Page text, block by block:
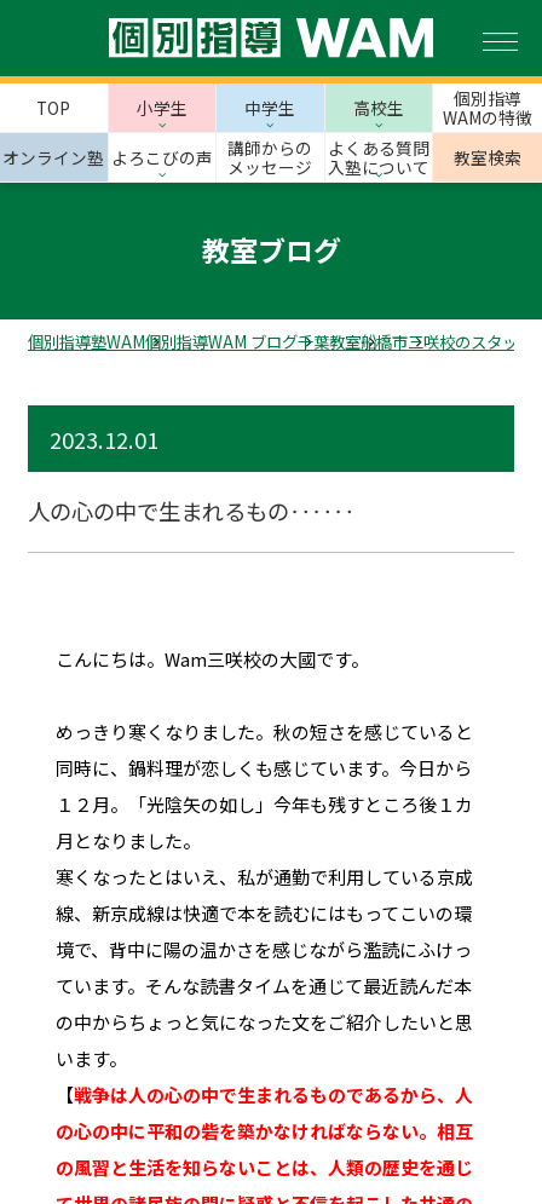
TOP 小学生 中学生 高校生
個別指導
WAMの特徴
オンライン塾 よろこびの声
講師からの
メッセージ
よくある質問
入塾について
教室検索
教室ブログ
個別指導塾WAM個別指導WAM ブログ千葉教室船橋市三咲校のスタッフ
2023.12.01
人の心の中で生まれるもの‥‥‥
こんにちは。Wam三咲校の大國です。
めっきり寒くなりました。秋の短さを感じていると
同時に、鍋料理が恋しくも感じています。今日から
１２月。「光陰矢の如し」今年も残すところ後１カ
月となりました。
寒くなったとはいえ、私が通勤で利用している京成
線、新京成線は快適で本を読むにはもってこいの環
境で、背中に陽の温かさを感じながら濫読にふけっ
ています。そんな読書タイムを通じて最近読んだ本
の中からちょっと気になった文をご紹介したいと思
います。
【戦争は人の心の中で生まれるものであるから、人
の心の中に平和の砦を築かなければならない。相互
の風習と生活を知らないことは、人類の歴史を通じ